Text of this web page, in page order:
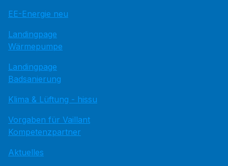
EE-Energie neu
Landingpage
Wärmepumpe
Landingpage
Badsanierung
Klima & Lüftung - hissu
Vorgaben für Vaillant
Kompetenzpartner
Aktuelles